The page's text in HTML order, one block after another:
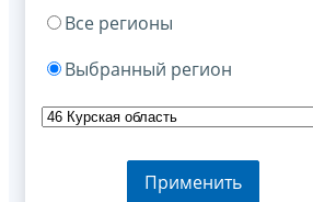
Все регионы
Выбранный регион
Применить